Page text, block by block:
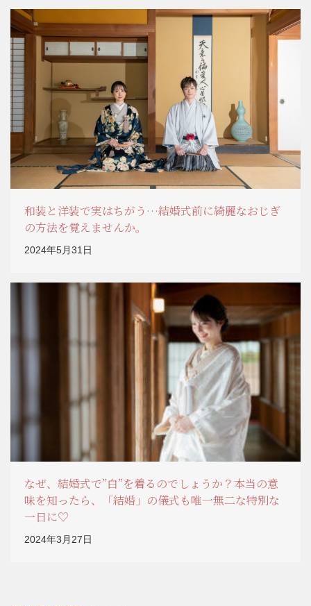
和装と洋装で実はちがう…結婚式前に綺麗なおじぎ
の方法を覚えませんか。
2024年5月31日
なぜ、結婚式で”白”を着るのでしょうか？本当の意
味を知ったら、「結婚」の儀式も唯一無二な特別な
一日に♡
2024年3月27日